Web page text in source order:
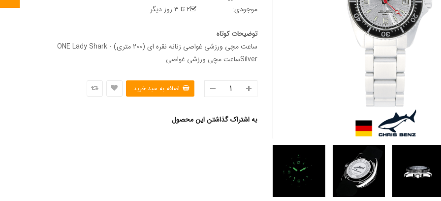
موجودی:
2 تا 3 روز دیگر
توضیحات کوتاه
ساعت مچی ورزشی غواصی زنانه نقره ای (200 متری) - ONE Lady Shark
Silverساعت مچی ورزشی غواصی
به اشتراک گذاشتن این محصول